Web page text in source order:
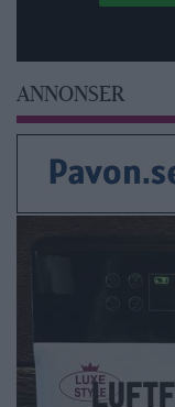
ANNONSER